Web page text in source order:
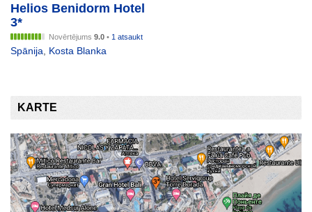
Helios Benidorm Hotel
3*
Novērtējums 9.0 • 1 atsaukt
Spānija Kosta Blanka
KARTE